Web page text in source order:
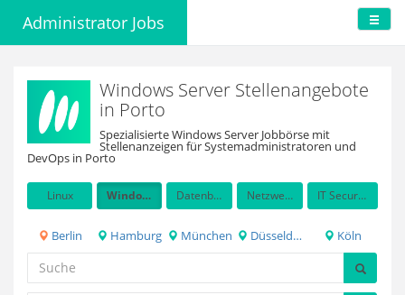
Administrator Jobs
Windows Server Stellenangebote
in Porto
Spezialisierte Windows Server Jobbörse mit
Stellenanzeigen für Systemadministratoren und
DevOps in Porto
Linux Windows Server Datenbanken Netzwerkadministration IT Security / Auditing
Berlin Hamburg München Düsseldorf Köln